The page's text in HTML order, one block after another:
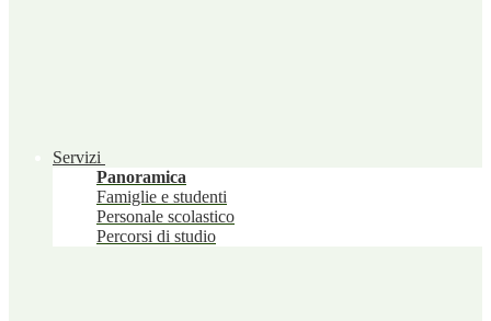
Servizi
Panoramica
Famiglie e studenti
Personale scolastico
Percorsi di studio